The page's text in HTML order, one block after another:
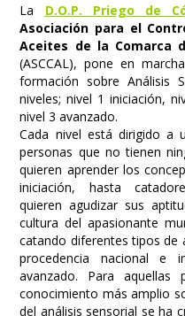
La D.O.P. Priego de
Asociación para el
Aceites de la Comarca
(ASCCAL), pone en
formación sobre Análisis
niveles; nivel 1 iniciación,
nivel 3 avanzado.
Cada nivel está dirigido a
personas que no tienen
quieren aprender los
iniciación, hasta
quieren agudizar sus
cultura del apasionante
catando diferentes tipos de
procedencia nacional e
avanzado. Para aquellas
conocimiento más amplio
del análisis sensorial se ha